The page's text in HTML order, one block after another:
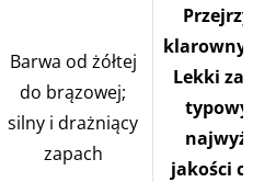
Barwa od żółtej
do brązowej;
silny i drażniący
zapach
klarowny
Lekki
typowy
jakości